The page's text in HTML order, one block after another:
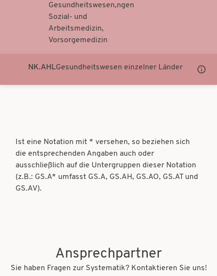
Gesundheitswesen,
Sozial- und
Arbeitsmedizin,
Vorsorgemedizin
ngen
NK.AHLGesundheitswesen einzelner Länder
Ist eine Notation mit * versehen, so beziehen sich
die entsprechenden Angaben auch oder
ausschließlich auf die Untergruppen dieser Notation
(z.B.: GS.A* umfasst GS.A, GS.AH, GS.AO, GS.AT und
GS.AV).
Ansprechpartner
Sie haben Fragen zur Systematik? Kontaktieren Sie uns!